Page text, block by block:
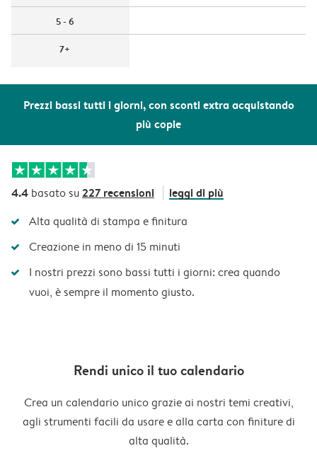
Prezzi bassi tutti i giorni, con sconti extra acquistando
più copie
5 - 6
7+
4.4 basato su227 recensioni leggi di più
Alta qualità di stampa e finitura
Creazione in meno di 15 minuti
I nostri prezzi sono bassi tutti i giorni: crea quando
vuoi, è sempre il momento giusto.
Rendi unico il tuo calendario
Crea un calendario unico grazie ai nostri temi creativi,
agli strumenti facili da usare e alla carta con finiture di
alta qualità.